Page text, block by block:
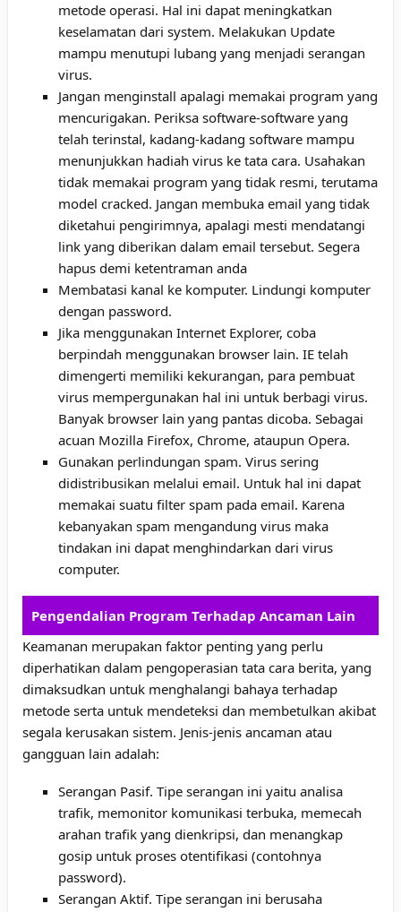
metode operasi. Hal ini dapat meningkatkan
keselamatan dari system. Melakukan Update
mampu menutupi lubang yang menjadi serangan
virus.
Jangan menginstall apalagi memakai program yang
mencurigakan. Periksa software-software yang
telah terinstal, kadang-kadang software mampu
menunjukkan hadiah virus ke tata cara. Usahakan
tidak memakai program yang tidak resmi, terutama
model cracked. Jangan membuka email yang tidak
diketahui pengirimnya, apalagi mesti mendatangi
link yang diberikan dalam email tersebut. Segera
hapus demi ketentraman anda
Membatasi kanal ke komputer. Lindungi komputer
dengan password.
Jika menggunakan Internet Explorer, coba
berpindah menggunakan browser lain. IE telah
dimengerti memiliki kekurangan, para pembuat
virus mempergunakan hal ini untuk berbagi virus.
Banyak browser lain yang pantas dicoba. Sebagai
acuan Mozilla Firefox, Chrome, ataupun Opera.
Gunakan perlindungan spam. Virus sering
didistribusikan melalui email. Untuk hal ini dapat
memakai suatu filter spam pada email. Karena
kebanyakan spam mengandung virus maka
tindakan ini dapat menghindarkan dari virus
computer.
Pengendalian Program Terhadap Ancaman Lain
Keamanan merupakan faktor penting yang perlu
diperhatikan dalam pengoperasian tata cara berita, yang
dimaksudkan untuk menghalangi bahaya terhadap
metode serta untuk mendeteksi dan membetulkan akibat
segala kerusakan sistem. Jenis-jenis ancaman atau
gangguan lain adalah:
Serangan Pasif. Tipe serangan ini yaitu analisa
trafik, memonitor komunikasi terbuka, memecah
arahan trafik yang dienkripsi, dan menangkap
gosip untuk proses otentifikasi (contohnya
password).
Serangan Aktif. Tipe serangan ini berusaha